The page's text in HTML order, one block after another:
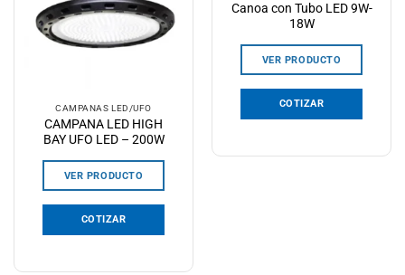
CAMPANAS LED/UFO
CAMPANA LED HIGH
BAY UFO LED – 200W
VER PRODUCTO
COTIZAR
Canoa con Tubo LED 9W-
18W
VER PRODUCTO
COTIZAR